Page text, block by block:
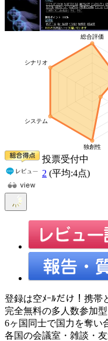
投票受付中
2 (平均:4点)
登録は空ﾒｰﾙだけ！携帯
完全無料の多人数参加
6ヶ国同士で国力を奪い
各国の会議室・雑談・